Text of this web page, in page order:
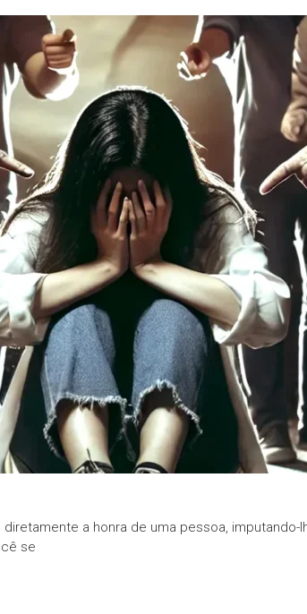
a honra de uma pessoa,
se